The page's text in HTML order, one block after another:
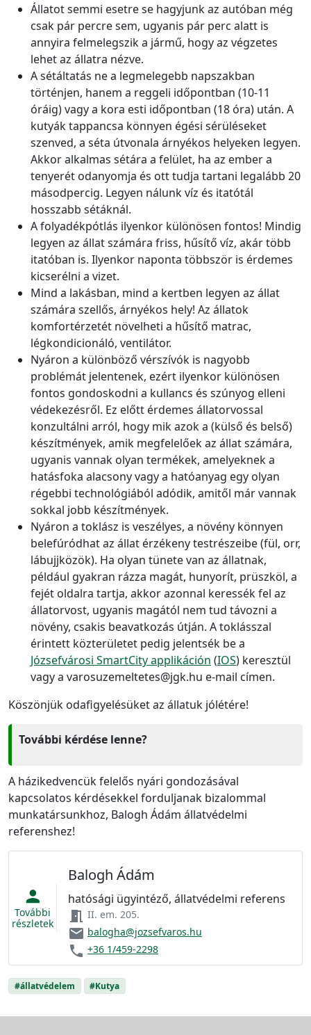
Állatot semmi esetre se hagyjunk az autóban még
csak pár percre sem, ugyanis pár perc alatt is
annyira felmelegszik a jármű, hogy az végzetes
lehet az állatra nézve.
A sétáltatás ne a legmelegebb napszakban
történjen, hanem a reggeli időpontban (10-11
óráig) vagy a kora esti időpontban (18 óra) után. A
kutyák tappancsa könnyen égési sérüléseket
szenved, a séta útvonala árnyékos helyeken legyen.
Akkor alkalmas sétára a felület, ha az ember a
tenyerét odanyomja és ott tudja tartani legalább 20
másodpercig. Legyen nálunk víz és itatótál
hosszabb sétáknál.
A folyadékpótlás ilyenkor különösen fontos! Mindig
legyen az állat számára friss, hűsítő víz, akár több
itatóban is. Ilyenkor naponta többször is érdemes
kicserélni a vizet.
Mind a lakásban, mind a kertben legyen az állat
számára szellős, árnyékos hely! Az állatok
komfortérzetét növelheti a hűsítő matrac,
légkondicionáló, ventilátor.
Nyáron a különböző vérszívók is nagyobb
problémát jelentenek, ezért ilyenkor különösen
fontos gondoskodni a kullancs és szúnyog elleni
védekezésről. Ez előtt érdemes állatorvossal
konzultálni arról, hogy mik azok a (külső és belső)
készítmények, amik megfelelőek az állat számára,
ugyanis vannak olyan termékek, amelyeknek a
hatásfoka alacsony vagy a hatóanyag egy olyan
régebbi technológiából adódik, amitől már vannak
sokkal jobb készítmények.
Nyáron a toklász is veszélyes, a növény könnyen
belefúródhat az állat érzékeny testrészeibe (fül, orr,
lábujjközök). Ha olyan tünete van az állatnak,
például gyakran rázza magát, hunyorít, prüszköl, a
fejét oldalra tartja, akkor azonnal keressék fel az
állatorvost, ugyanis magától nem tud távozni a
növény, csakis beavatkozás útján. A toklásszal
érintett közterületet pedig jelentsék be a
Józsefvárosi SmartCity applikáción (IOS) keresztül
vagy a varosuzemeltetes@jgk.hu e-mail címen.
Köszönjük odafigyelésüket az állatuk jólétére!
További kérdése lenne?
A házikedvencük felelős nyári gondozásával
kapcsolatos kérdésekkel forduljanak bizalommal
munkatársunkhoz, Balogh Ádám állatvédelmi
referenshez!
person
További
részletek
Balogh Ádám
hatósági ügyintéző, állatvédelmi referens
meeting_room II. em. 205.
email balogha@jozsefvaros.hu
phone +36 1/459-2298
#állatvédelem #Kutya